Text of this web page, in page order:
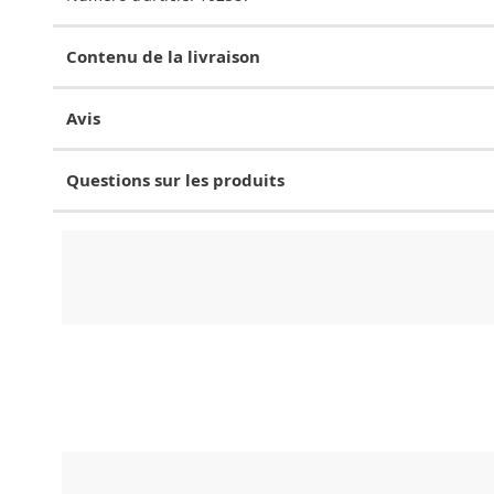
Contenu de la livraison
Avis
Questions sur les produits